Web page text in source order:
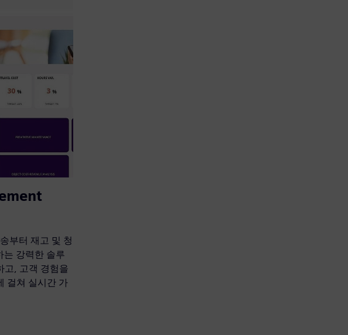
부터 재고 및 청
는 강력한 솔루
고, 고객 경험을
걸쳐 실시간 가